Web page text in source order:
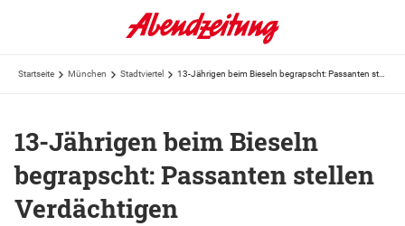
Startseite München Stadtviertel
13-Jährigen beim Bieseln
begrapscht: Passanten stellen
Verdächtigen